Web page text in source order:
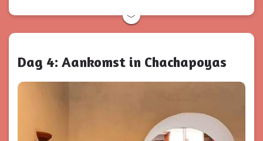
﹀
Dag 4: Aankomst in Chachapoyas